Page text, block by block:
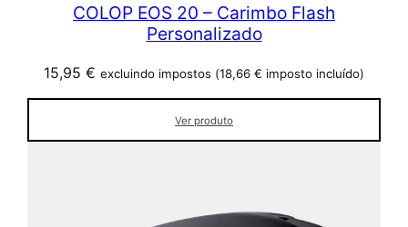
COLOP EOS 20 – Carimbo Flash
Personalizado
15,95 € excluindo impostos (18,66 € imposto incluído)
Ver produto